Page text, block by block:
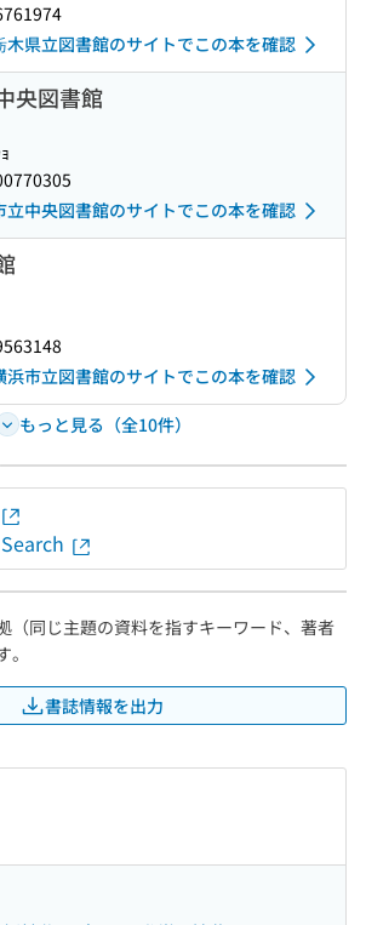
木県立図書館のサイトでこの本を確認
央図書館
立中央図書館のサイトでこの本を確認
浜市立図書館のサイトでこの本を確認
もっと見る（全10件）
（同じ主題の資料を指すキーワード、著者
書誌情報を出力